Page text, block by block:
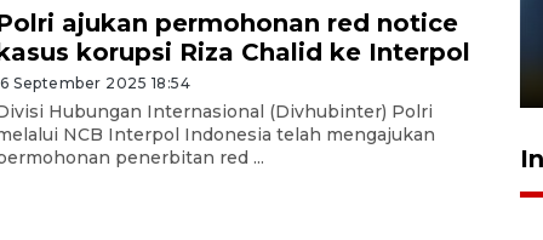
ajukan permohonan red notice
korupsi Riza Chalid ke Interpol
September 2025 18:54
Hubungan Internasional (Divhubinter) Polri
NCB Interpol Indonesia telah mengajukan
penerbitan red ...
Pelanggan Filaha Farm setia
sampai 8 tahan?
1 Juni 2026 05:47